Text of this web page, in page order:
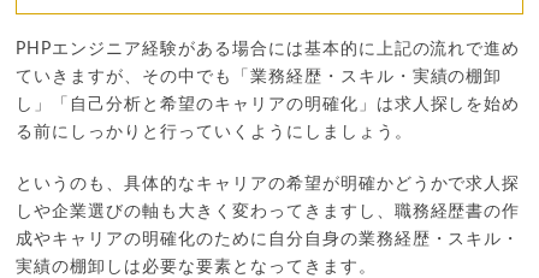
PHPエンジニア経験がある場合には基本的に上記の流れで進め
ていきますが、その中でも「業務経歴・スキル・実績の棚卸
し」「自己分析と希望のキャリアの明確化」は求人探しを始め
る前にしっかりと行っていくようにしましょう。
というのも、具体的なキャリアの希望が明確かどうかで求人探
しや企業選びの軸も大きく変わってきますし、職務経歴書の作
成やキャリアの明確化のために自分自身の業務経歴・スキル・
実績の棚卸しは必要な要素となってきます。